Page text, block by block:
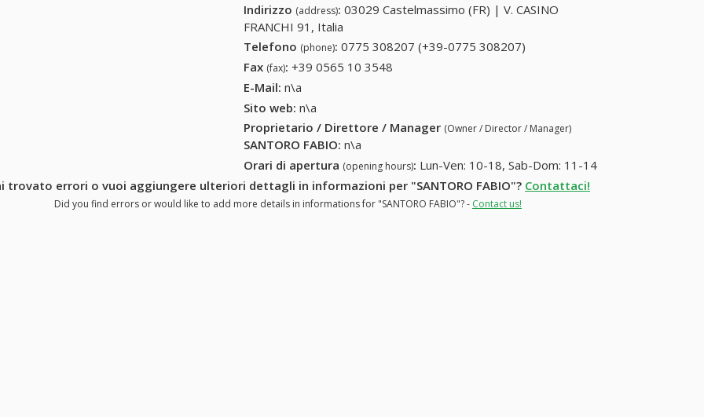
Indirizzo (address): 03029 Castelmassimo (FR) | V. CASINO
FRANCHI 91, Italia
Telefono (phone): 0775 308207 (+39-0775 308207)
Fax (fax): +39 0565 10 3548
E-Mail: n\a
Sito web: n\a
Proprietario / Direttore / Manager (Owner / Director / Manager)
SANTORO FABIO: n\a
Orari di apertura (opening hours): Lun-Ven: 10-18, Sab-Dom: 11-14
trovato errori o vuoi aggiungere ulteriori dettagli in informazioni per "SANTORO FABIO"? Contattaci!
Did you find errors or would like to add more details in informations for "SANTORO FABIO"? - Contact us!